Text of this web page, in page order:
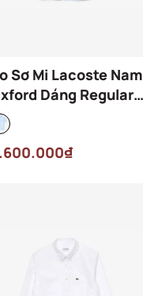
Sơ Mi Lacoste Nam
Dáng Regular
00-F6Z Màu